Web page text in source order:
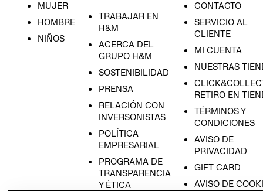
MUJER
HOMBRE
NIÑOS
TRABAJAR EN
H&M
ACERCA DEL
GRUPO H&M
SOSTENIBILIDAD
PRENSA
RELACIÓN CON
INVERSONISTAS
POLÍTICA
EMPRESARIAL
PROGRAMA DE
TRANSPARENCIA
Y ÉTICA
CONTACTO
SERVICIO AL
CLIENTE
MI CUENTA
NUESTRAS
RETIRO EN
TÉRMINOS Y
CONDICIONES
AVISO DE
PRIVACIDAD
GIFT CARD
AVISO DE